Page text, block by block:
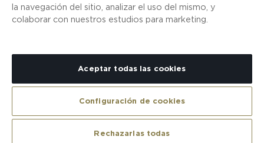
SUSCRÍBASE
DESCARGUE NUESTRA APP
CONTACTOMAPA WEBCOOKIESPOLÍTICA DE PRIVACIDADNOTA LEGAL
la navegación del sitio, analizar el uso del mismo, y
colaborar con nuestros estudios para marketing.
Aceptar todas las cookies
Rechazarlas todas
Configuración de cookies